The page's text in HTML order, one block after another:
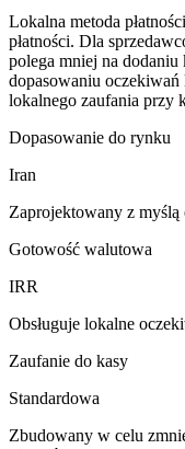
Lokalna metoda
płatności. Dla
polega mniej na
dopasowaniu
lokalnego zaufania przy
Dopasowanie do rynku
Iran
Zaprojektowany z
Gotowość walutowa
IRR
Obsługuje lokalne
Zaufanie do kasy
Standardowa
Zbudowany w celu